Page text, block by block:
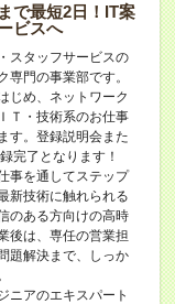
で最短2日！IT案
ビスへ
スタッフサービスの
専門の事業部です。
じめ、ネットワーク
Ｔ・技術系のお仕事
す。登録説明会また
完了となります！
事を通してステップ
新技術に触れられる
のある方向けの高時
後は、専任の営業担
題解決まで、しっか
ニアのエキスパート